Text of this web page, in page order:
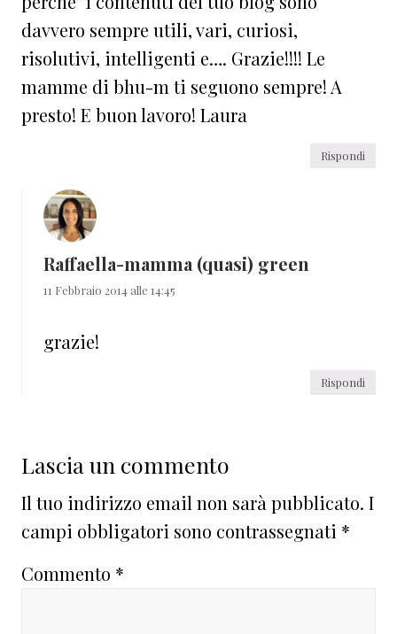
davvero sempre utili, vari, curiosi,
risolutivi, intelligenti e…. Grazie!!!! Le
mamme di bhu-m ti seguono sempre! A
presto! E buon lavoro! Laura
Rispondi
Raffaella-mamma (quasi) green
11 Febbraio 2014 alle 14:45
grazie!
Rispondi
Lascia un commento
Il tuo indirizzo email non sarà pubblicato. I
campi obbligatori sono contrassegnati *
Commento *